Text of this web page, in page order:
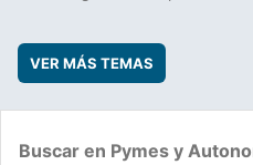
VER MÁS TEMAS